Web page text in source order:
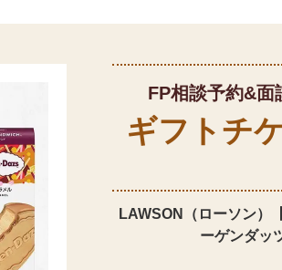
FP相談予約&面
ギフトチ
LAWSON（ローソン）
ーゲンダッ